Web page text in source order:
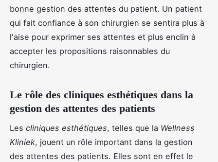
bonne gestion des attentes du patient. Un patient
qui fait confiance à son chirurgien se sentira plus à
l'aise pour exprimer ses attentes et plus enclin à
accepter les propositions raisonnables du
chirurgien.
Le rôle des cliniques esthétiques dans la
gestion des attentes des patients
Les cliniques esthétiques, telles que la Wellness
Kliniek, jouent un rôle important dans la gestion
des attentes des patients. Elles sont en effet le